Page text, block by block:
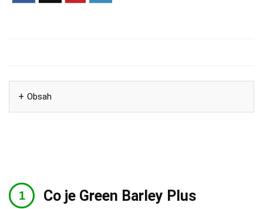
Obsah
Co je Green Barley Plus